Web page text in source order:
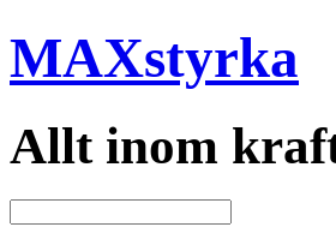
MAXstyrka
Allt inom